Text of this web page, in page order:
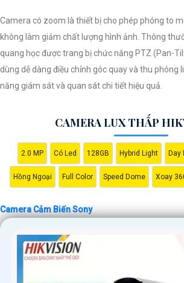
Camera có zoom là thiết bị cho phép phóng to
không làm giảm chất lượng hình ảnh. Thông
quang học được trang bị chức năng PTZ (Pan-
dùng dễ dàng điều chỉnh góc quay và thu phóng
năng giám sát và quan sát chi tiết hiệu quả.
CAMERA LUX THẤP
2.0 MP Có Led 128GB Hybrid Light Day
Hồng Ngoại Full Color Speed Dome Xoay
Camera Cảm Biến Sony